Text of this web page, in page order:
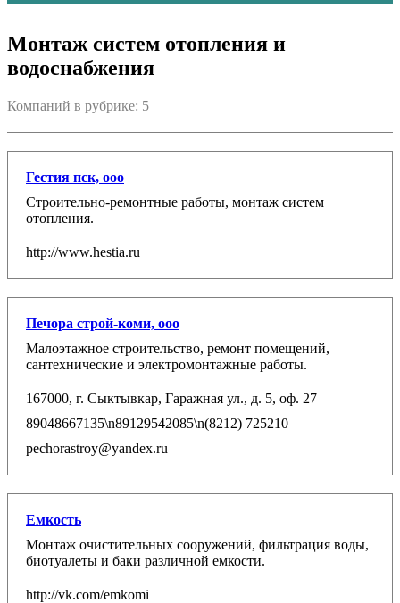
Монтаж систем отопления и
водоснабжения
Компаний в рубрике: 5
Гестия пск, ооо
Строительно-ремонтные работы, монтаж систем
отопления.
http://www.hestia.ru
Печора строй-коми, ооо
Малоэтажное строительство, ремонт помещений,
сантехнические и электромонтажные работы.
167000, г. Сыктывкар, Гаражная ул., д. 5, оф. 27
89048667135\n89129542085\n(8212) 725210
pechorastroy@yandex.ru
Емкость
Монтаж очистительных сооружений, фильтрация воды,
биотуалеты и баки различной емкости.
http://vk.com/emkomi